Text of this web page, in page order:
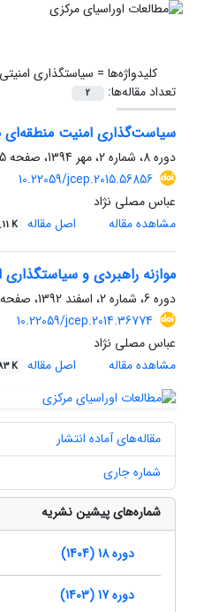
کلیدواژه‌ها = سیاستگذاری امنیتی
تعداد مقاله‌ها:
2
سیاست‌گذاری امنیت منطقه‌ای
دوره 8، شماره 2، مهر 1394، صفحه
10.22059/jcep.2015.56856
عباس مصلی نژاد
مشاهده مقاله
اصل مقاله K
موازنه راهبردی و سیاستگذاری
دوره 6، شماره 2، اسفند 1392، صفحه
10.22059/jcep.2014.36774
عباس مصلی نژاد
مشاهده مقاله
اصل مقاله K
مقاله‌های آماده انتشار
شماره جاری
شماره‌های پیشین نشریه
دوره 18 (1404)
دوره 17 (1403)